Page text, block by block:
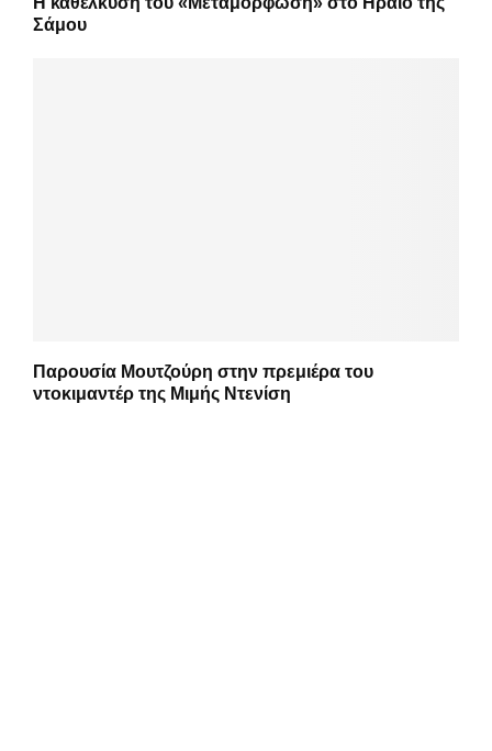
Σάμου
Παρουσία Μουτζούρη στην πρεμιέρα του
ντοκιμαντέρ της Μιμής Ντενίση